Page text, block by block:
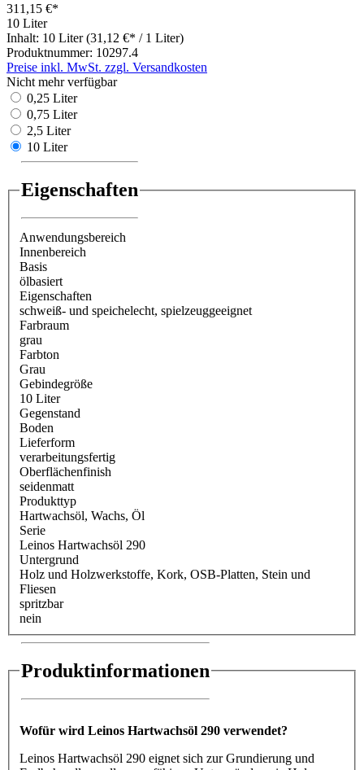
311,15 €*
10 Liter
Inhalt: 10 Liter (31,12 €* / 1 Liter)
Produktnummer: 10297.4
Preise inkl. MwSt. zzgl. Versandkosten
Nicht mehr verfügbar
0,25 Liter
0,75 Liter
2,5 Liter
10 Liter
Eigenschaften
Anwendungsbereich
Innenbereich
Basis
ölbasiert
Eigenschaften
schweiß- und speichelecht, spielzeuggeeignet
Farbraum
grau
Farbton
Grau
Gebindegröße
10 Liter
Gegenstand
Boden
Lieferform
verarbeitungsfertig
Oberflächenfinish
seidenmatt
Produkttyp
Hartwachsöl, Wachs, Öl
Serie
Leinos Hartwachsöl 290
Untergrund
Holz und Holzwerkstoffe, Kork, OSB-Platten, Stein und
Fliesen
spritzbar
nein
Produktinformationen
Wofür wird Leinos Hartwachsöl 290 verwendet?
Leinos Hartwachsöl 290 eignet sich zur Grundierung und